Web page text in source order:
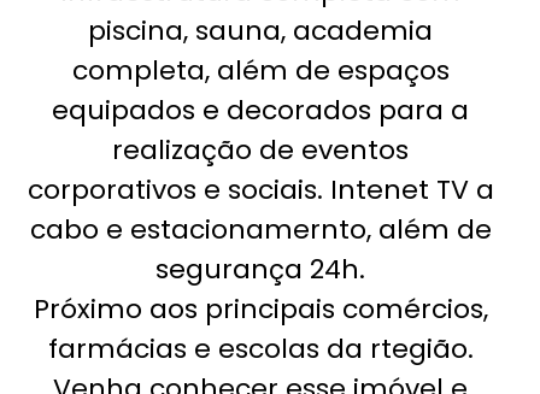
piscina, sauna, academia
completa, além de espaços
equipados e decorados para a
realização de eventos
corporativos e sociais. Intenet TV a
cabo e estacionamernto, além de
segurança 24h.
Próximo aos principais comércios,
farmácias e escolas da rtegião.